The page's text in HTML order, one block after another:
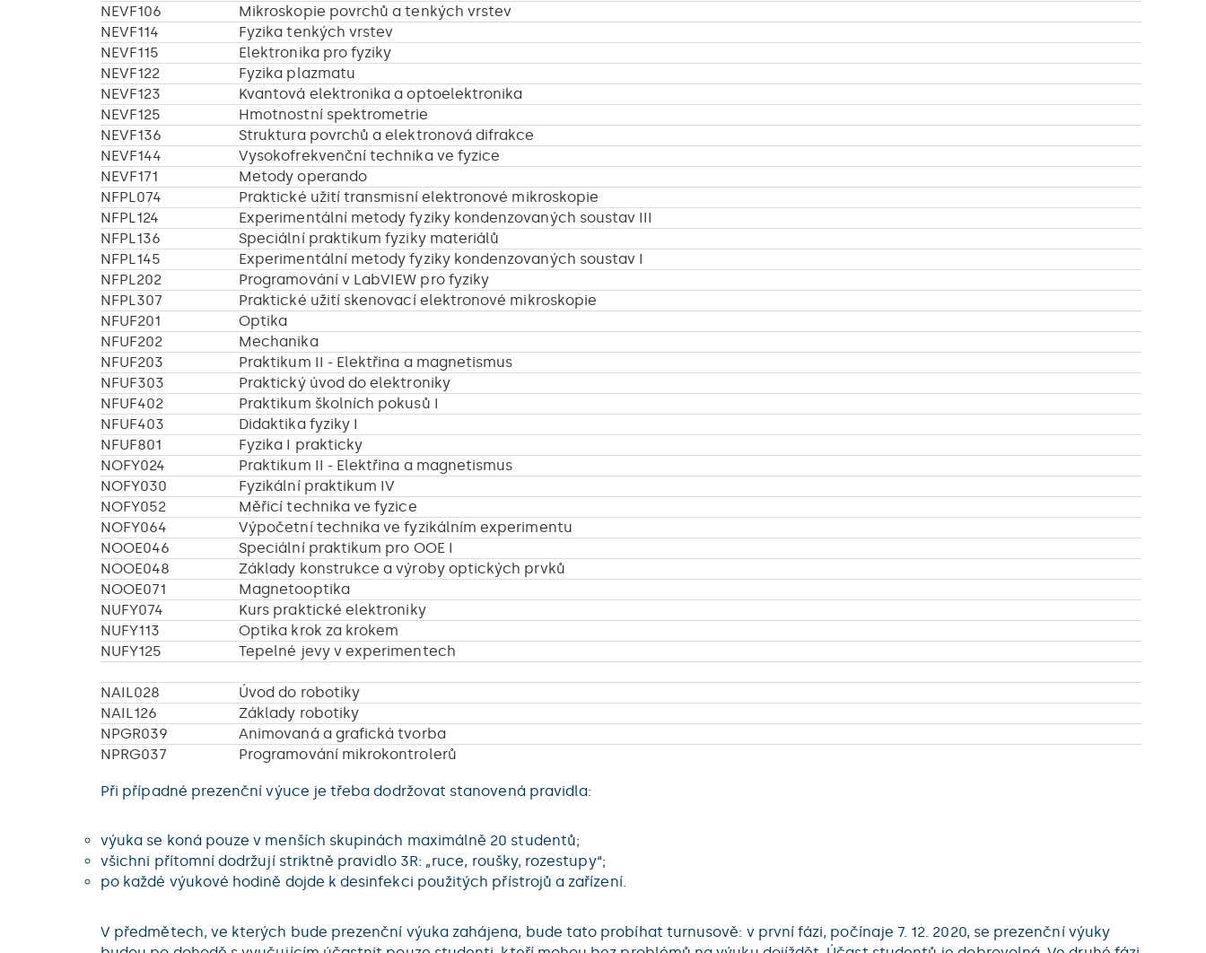
NEVF106
Mikroskopie povrchů a tenkých vrstev
NEVF114
Fyzika tenkých vrstev
NEVF115
Elektronika pro fyziky
NEVF122
Fyzika plazmatu
NEVF123
Kvantová elektronika a optoelektronika
NEVF125
Hmotnostní spektrometrie
NEVF136
Struktura povrchů a elektronová difrakce
NEVF144
Vysokofrekvenční technika ve fyzice
NEVF171
Metody operando
NFPL074
Praktické užití transmisní elektronové mikroskopie
NFPL124
Experimentální metody fyziky kondenzovaných soustav III
NFPL136
Speciální praktikum fyziky materiálů
NFPL145
Experimentální metody fyziky kondenzovaných soustav I
NFPL202
Programování v LabVIEW pro fyziky
NFPL307
Praktické užití skenovací elektronové mikroskopie
NFUF201
Optika
NFUF202
Mechanika
NFUF203
Praktikum II - Elektřina a magnetismus
NFUF303
Praktický úvod do elektroniky
NFUF402
Praktikum školních pokusů I
NFUF403
Didaktika fyziky I
NFUF801
Fyzika I prakticky
NOFY024
Praktikum II - Elektřina a magnetismus
NOFY030
Fyzikální praktikum IV
NOFY052
Měřicí technika ve fyzice
NOFY064
Výpočetní technika ve fyzikálním experimentu
NOOE046
Speciální praktikum pro OOE I
NOOE048
Základy konstrukce a výroby optických prvků
NOOE071
Magnetooptika
NUFY074
Kurs praktické elektroniky
NUFY113
Optika krok za krokem
NUFY125
Tepelné jevy v experimentech
NAIL028
Úvod do robotiky
NAIL126
Základy robotiky
NPGR039
Animovaná a grafická tvorba
NPRG037
Programování mikrokontrolerů
Při případné prezenční výuce je třeba dodržovat stanovená pravidla:
výuka se koná pouze v menších skupinách maximálně 20 studentů;
všichni přítomní dodržují striktně pravidlo 3R: „ruce, roušky, rozestupy“;
po každé výukové hodině dojde k desinfekci použitých přístrojů a zařízení.
V předmětech, ve kterých bude prezenční výuka zahájena, bude tato probíhat turnusově: v první fázi, počínaje 7. 12. 2020, se prezenční výuky